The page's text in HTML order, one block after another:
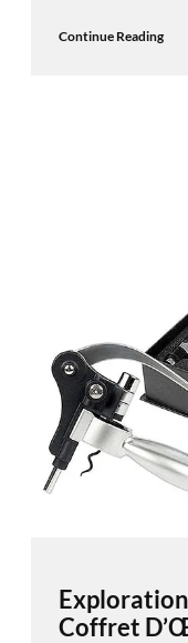
Continue Reading
Coffret